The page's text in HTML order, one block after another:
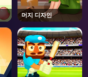
머지 디자인